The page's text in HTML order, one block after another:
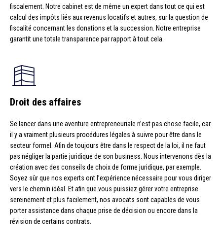
fiscalement. Notre cabinet est de même un expert dans tout ce qui est
calcul des impôts liés aux revenus locatifs et autres, sur la question de
fiscalité concernant les donations et la succession. Notre entreprise
garantit une totale transparence par rapport à tout cela.
Droit des affaires
Se lancer dans une aventure entrepreneuriale n’est pas chose facile, car
il y a vraiment plusieurs procédures légales à suivre pour être dans le
secteur formel. Afin de toujours être dans le respect de la loi, il ne faut
pas négliger la partie juridique de son business. Nous intervenons dès la
création avec des conseils de choix de forme juridique, par exemple.
Soyez sûr que nos experts ont l’expérience nécessaire pour vous diriger
vers le chemin idéal. Et afin que vous puissiez gérer votre entreprise
sereinement et plus facilement, nos avocats sont capables de vous
porter assistance dans chaque prise de décision ou encore dans la
révision de certains contrats.